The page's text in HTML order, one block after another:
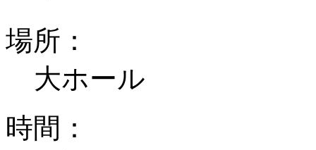
場所：
大ホール
時間：